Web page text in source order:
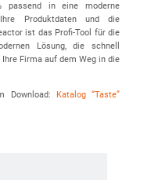
passend in eine moderne
Produktdaten und die
ist das Profi-Tool für die
Lösung, die schnell
Firma auf dem Weg in die
Download:
Katalog “Taste”